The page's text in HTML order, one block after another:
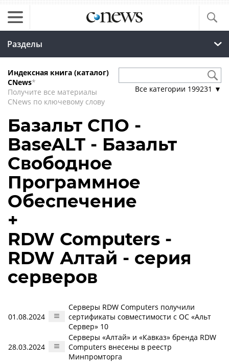
Разделы
Индексная книга (каталог)
CNews*
Получите все материалы
CNews по ключевому слову
Все категории 199231 ▼
Базальт СПО -
BaseALT - Базальт
Свободное
Программное
Обеспечение
+
RDW Computers -
RDW Алтай - серия
серверов
01.08.2024
Серверы RDW Computers получили
сертификаты совместимости с ОС «Альт
Сервер» 10
28.03.2024
Серверы «Алтай» и «Кавказ» бренда RDW
Computers внесены в реестр
Минпромторга